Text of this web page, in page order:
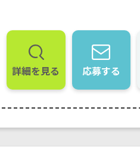
詳細を見る 応募する